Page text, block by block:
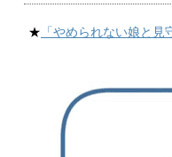
★ 「やめられない娘と見